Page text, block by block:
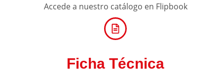
Accede a nuestro catálogo en Flipbook
Ficha Técnica